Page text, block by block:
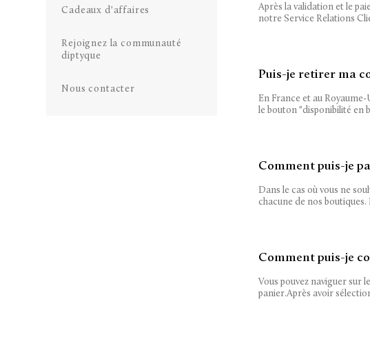
Cadeaux d'affaires
Rejoignez la communauté
diptyque
Nous contacter
Après la validation et le
notre Service Relations
Puis-je retirer ma
En France et au
le bouton "disponibilité en
Comment puis-je
Dans le cas où vous ne
chacune de nos
Comment puis-je
Vous pouvez naviguer sur
panier.Après avoir